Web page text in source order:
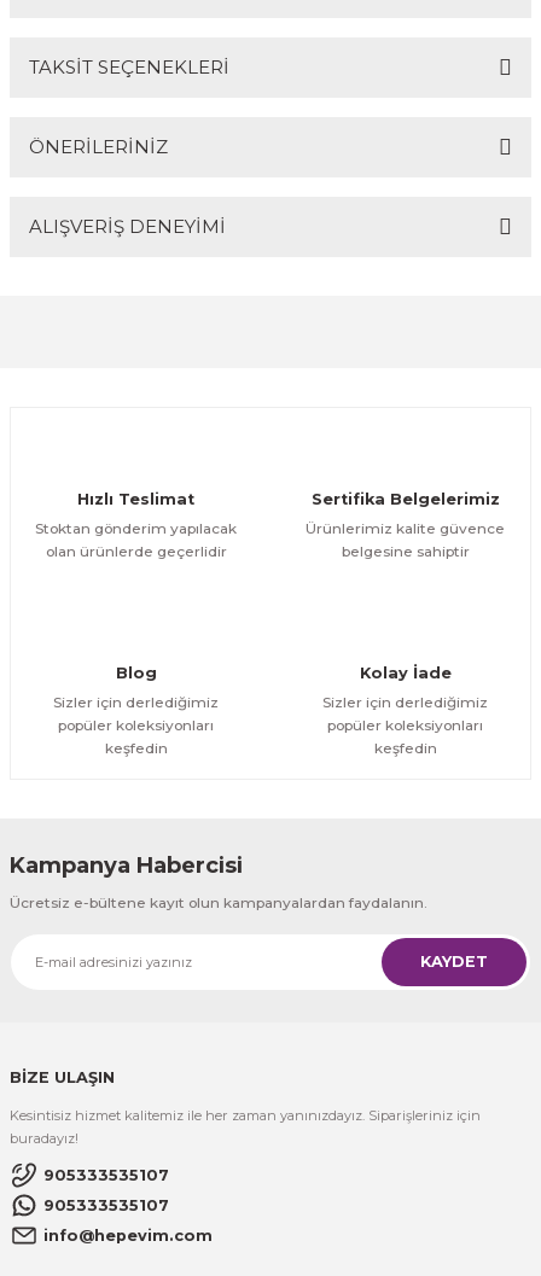
TAKSİT SEÇENEKLERİ
ÖNERİLERİNİZ
Bu ürünün fiyat bilgisi, resim, ürün açıklamalarında ve
Bu ürüne benzer farklı alternatifler olmalı.
ALIŞVERİŞ DENEYİMİ
Hızlı Teslimat
Stoktan gönderim yapılacak
olan ürünlerde geçerlidir
Sertifika Belgelerimiz
Ürünlerimiz kalite güvence
belgesine sahiptir
Blog
Sizler için derlediğimiz
popüler koleksiyonları
keşfedin
Kolay İade
Sizler için derlediğimiz
popüler koleksiyonları
keşfedin
Kampanya Habercisi
Ücretsiz e-bültene kayıt olun kampanyalardan faydalanın.
KAYDET
BİZE ULAŞIN
Kesintisiz hizmet kalitemiz ile her zaman yanınızdayız. Siparişleriniz için
buradayız!
905333535107
905333535107
info@hepevim.com